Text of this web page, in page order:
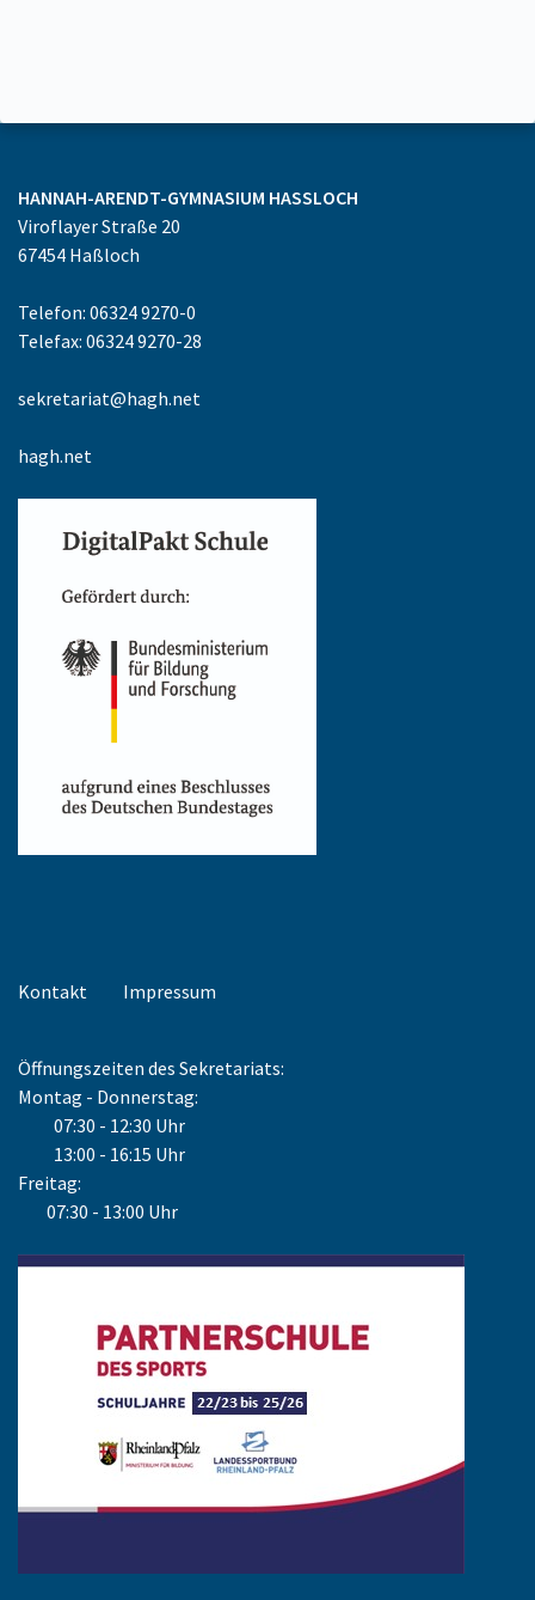
HANNAH-ARENDT-GYMNASIUM HASSLOCH
Viroflayer Straße 20
67454 Haßloch
Telefon: 06324 9270-0
Telefax: 06324 9270-28
sekretariat@hagh.net
hagh.net
Kontakt Impressum
Öffnungszeiten des Sekretariats:
Montag - Donnerstag:
07:30 - 12:30 Uhr
13:00 - 16:15 Uhr
Freitag:
07:30 - 13:00 Uhr